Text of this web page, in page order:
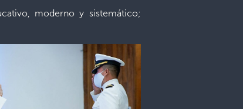
moderno y sistemático;